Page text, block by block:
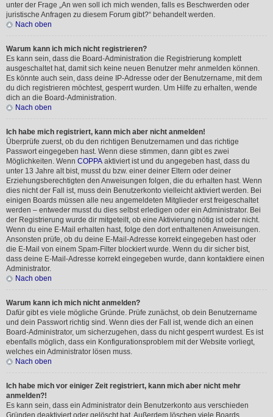
unter der Frage „An wen soll ich mich wenden, falls es Beschwerden oder
juristische Anfragen zu diesem Forum gibt?“ behandelt werden.
Nach oben
Warum kann ich mich nicht registrieren?
Es kann sein, dass die Board-Administration die Registrierung komplett
ausgeschaltet hat, damit sich keine neuen Benutzer mehr anmelden können.
Es könnte auch sein, dass deine IP-Adresse oder der Benutzername, mit dem
du dich registrieren möchtest, gesperrt wurden. Um Hilfe zu erhalten, wende
dich an die Board-Administration.
Nach oben
Ich habe mich registriert, kann mich aber nicht anmelden!
Überprüfe zuerst, ob du den richtigen Benutzernamen und das richtige
Passwort eingegeben hast. Wenn diese stimmen, dann gibt es zwei
Möglichkeiten. Wenn COPPA aktiviert ist und du angegeben hast, dass du
unter 13 Jahre alt bist, musst du bzw. einer deiner Eltern oder deiner
Erziehungsberechtigten den Anweisungen folgen, die du erhalten hast. Wenn
dies nicht der Fall ist, muss dein Benutzerkonto vielleicht aktiviert werden. Bei
einigen Boards müssen alle neu angemeldeten Mitglieder erst freigeschaltet
werden – entweder musst du dies selbst erledigen oder ein Administrator. Bei
der Registrierung wurde dir mitgeteilt, ob eine Aktivierung nötig ist oder nicht.
Wenn du eine E-Mail erhalten hast, folge den dort enthaltenen Anweisungen.
Ansonsten prüfe, ob du deine E-Mail-Adresse korrekt eingegeben hast oder
die E-Mail von einem Spam-Filter blockiert wurde. Wenn du dir sicher bist,
dass deine E-Mail-Adresse korrekt eingegeben wurde, dann kontaktiere einen
Administrator.
Nach oben
Warum kann ich mich nicht anmelden?
Dafür gibt es viele mögliche Gründe. Prüfe zunächst, ob dein Benutzername
und dein Passwort richtig sind. Wenn dies der Fall ist, wende dich an einen
Board-Administrator, um sicherzugehen, dass du nicht gesperrt wurdest. Es ist
ebenfalls möglich, dass ein Konfigurationsproblem mit der Website vorliegt,
welches ein Administrator lösen muss.
Nach oben
Ich habe mich vor einiger Zeit registriert, kann mich aber nicht mehr
anmelden?!
Es kann sein, dass ein Administrator dein Benutzerkonto aus verschieden
Gründen deaktiviert oder gelöscht hat. Außerdem löschen viele Boards